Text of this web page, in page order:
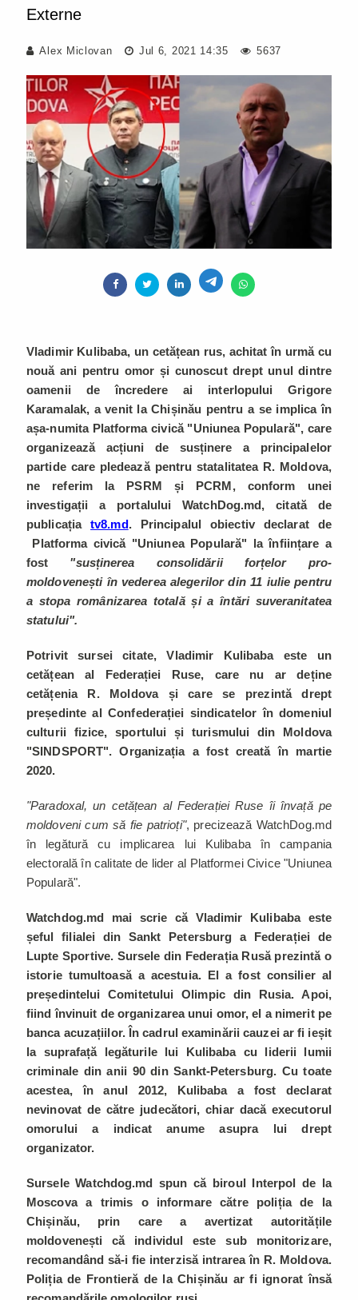
Externe
Alex Miclovan Jul 6, 2021 14:35 5637
Vladimir Kulibaba, un cetățean rus, achitat în urmă cu
nouă ani pentru omor și cunoscut drept unul dintre
oamenii de încredere ai interlopului Grigore
Karamalak, a venit la Chișinău pentru a se implica în
așa-numita Platforma civică "Uniunea Populară", care
organizează acțiuni de susținere a principalelor
partide care pledează pentru statalitatea R. Moldova,
ne referim la PSRM și PCRM, conform unei
investigații a portalului WatchDog.md, citată de
publicațiatv8.md. Principalul obiectiv declarat de
Platforma civică "Uniunea Populară" la înființare a
fost "susținerea consolidării forțelor pro-
moldovenești în vederea alegerilor din 11 iulie pentru
a stopa românizarea totală și a întări suveranitatea
statului".
Potrivit sursei citate, Vladimir Kulibaba este un
cetățean al Federației Ruse, care nu ar deține
cetățenia R. Moldova și care se prezintă drept
președinte al Confederației sindicatelor în domeniul
culturii fizice, sportului și turismului din Moldova
"SINDSPORT". Organizația a fost creată în martie
2020.
"Paradoxal, un cetățean al Federației Ruse îi învață pe
moldoveni cum să fie patrioți", precizează WatchDog.md
în legătură cu implicarea lui Kulibaba în campania
electorală în calitate de lider al Platformei Civice "Uniunea
Populară".
Watchdog.md mai scrie că Vladimir Kulibaba este
șeful filialei din Sankt Petersburg a Federației de
Lupte Sportive. Sursele din Federația Rusă prezintă o
istorie tumultoasă a acestuia. El a fost consilier al
președintelui Comitetului Olimpic din Rusia. Apoi,
fiind învinuit de organizarea unui omor, el a nimerit pe
banca acuzațiilor. În cadrul examinării cauzei ar fi ieșit
la suprafață legăturile lui Kulibaba cu liderii lumii
criminale din anii 90 din Sankt-Petersburg. Cu toate
acestea, în anul 2012, Kulibaba a fost declarat
nevinovat de către judecători, chiar dacă executorul
omorului a indicat anume asupra lui drept
organizator.
Sursele Watchdog.md spun că biroul Interpol de la
Moscova a trimis o informare către poliția de la
Chișinău, prin care a avertizat autoritățile
moldovenești că individul este sub monitorizare,
recomandând să-i fie interzisă intrarea în R. Moldova.
Poliția de Frontieră de la Chișinău ar fi ignorat însă